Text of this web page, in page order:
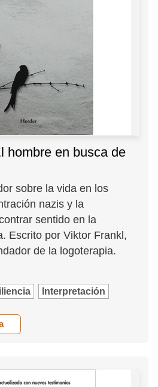
hombre en busca de
sobre la vida en los
nazis y la
sentido en la
Escrito por Viktor Frankl,
de la logoterapia.
Interpretación